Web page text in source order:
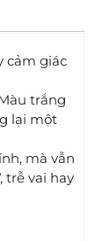
cảm giác
trắng
lại một
mà vẫn
trễ vai hay